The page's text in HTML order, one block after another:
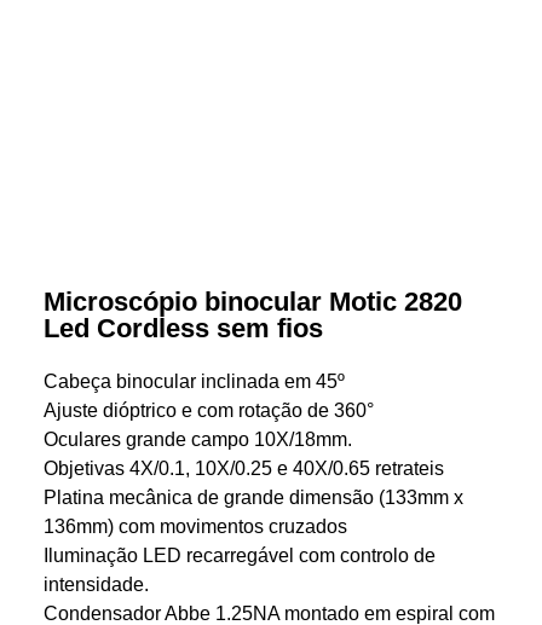
Microscópio binocular Motic 2820
Led Cordless sem fios
Cabeça binocular inclinada em 45º
Ajuste dióptrico e com rotação de 360°
Oculares grande campo 10X/18mm.
Objetivas 4X/0.1, 10X/0.25 e 40X/0.65 retrateis
Platina mecânica de grande dimensão (133mm x
136mm) com movimentos cruzados
Iluminação LED recarregável com controlo de
intensidade.
Condensador Abbe 1.25NA montado em espiral com